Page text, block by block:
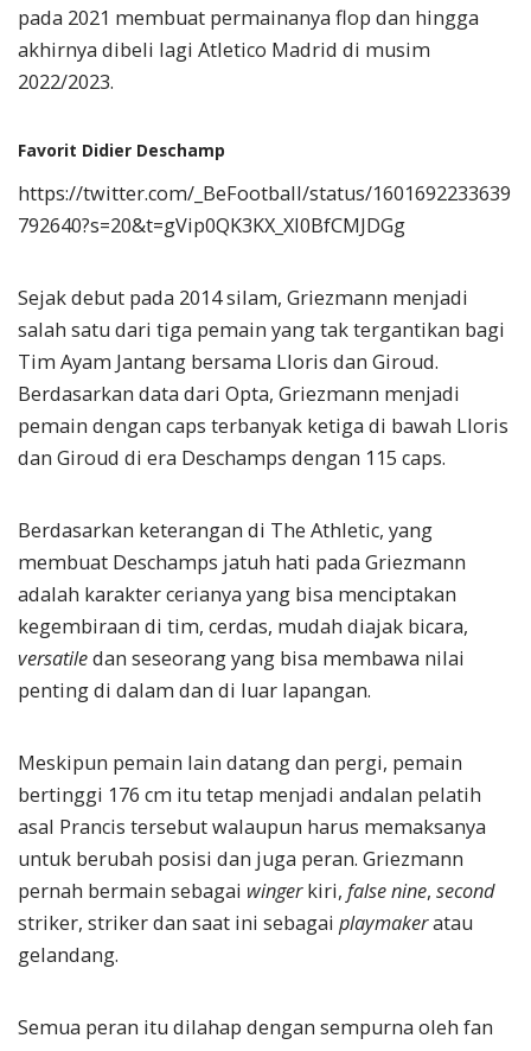
pada 2021 membuat permainanya flop dan hingga
akhirnya dibeli lagi Atletico Madrid di musim
2022/2023.
Favorit Didier Deschamp
https://twitter.com/_BeFootball/status/1601692233639
792640?s=20&t=gVip0QK3KX_Xl0BfCMJDGg
Sejak debut pada 2014 silam, Griezmann menjadi
salah satu dari tiga pemain yang tak tergantikan bagi
Tim Ayam Jantang bersama Lloris dan Giroud.
Berdasarkan data dari Opta, Griezmann menjadi
pemain dengan caps terbanyak ketiga di bawah Lloris
dan Giroud di era Deschamps dengan 115 caps.
Berdasarkan keterangan di The Athletic, yang
membuat Deschamps jatuh hati pada Griezmann
adalah karakter cerianya yang bisa menciptakan
kegembiraan di tim, cerdas, mudah diajak bicara,
versatiledan seseorang yang bisa membawa nilai
penting di dalam dan di luar lapangan.
Meskipun pemain lain datang dan pergi, pemain
bertinggi 176 cm itu tetap menjadi andalan pelatih
asal Prancis tersebut walaupun harus memaksanya
untuk berubah posisi dan juga peran. Griezmann
pernah bermain sebagai wingerkiri, false nine, second
striker, striker dan saat ini sebagai playmakeratau
gelandang.
Semua peran itu dilahap dengan sempurna oleh fan